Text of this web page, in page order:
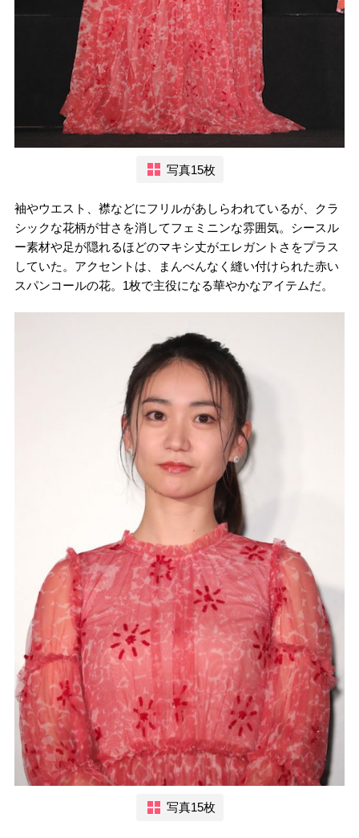
写真15枚
袖やウエスト、襟などにフリルがあしらわれているが、クラ
シックな花柄が甘さを消してフェミニンな雰囲気。シースル
ー素材や足が隠れるほどのマキシ丈がエレガントさをプラス
していた。アクセントは、まんべんなく縫い付けられた赤い
スパンコールの花。1枚で主役になる華やかなアイテムだ。
写真15枚